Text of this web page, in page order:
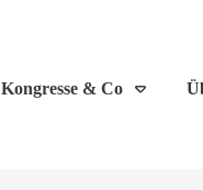
Kongresse & Co